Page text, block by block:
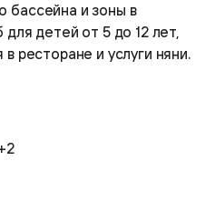
бассейна и зоны в
для детей от 5 до 12 лет,
ресторане и услуги няни.